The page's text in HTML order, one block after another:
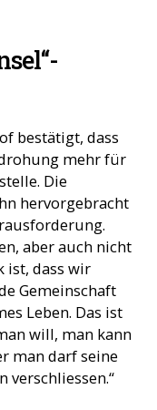
bestätigt, dass
mehr für
Die
hervorgebracht
aber auch nicht
ist, dass wir
Gemeinschaft
Leben. Das ist
will, man kann
man darf seine
verschliessen.“